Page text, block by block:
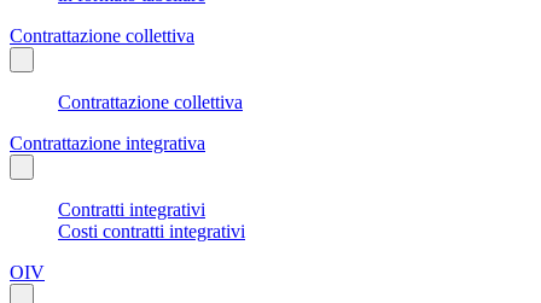
Contrattazione collettiva
Contrattazione collettiva
Contrattazione integrativa
Contratti integrativi
Costi contratti integrativi
OIV